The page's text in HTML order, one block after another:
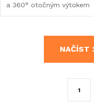
a 360° otočným výtokem
pro karavany. Disponuje
automatické vypnutí vody
a vyniká snadnou...NAČÍST
1